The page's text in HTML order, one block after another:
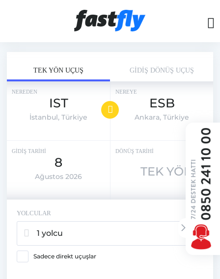
TEK YÖN UÇUŞ GİDİŞ DÖNÜŞ UÇUŞ
NEREDEN
IST
İstanbul, Türkiye
NEREYE
ESB
Ankara, Türkiye
GİDİŞ TARİHİ
8
Ağustos 2026
DÖNÜŞ TARİHİ
TEK YÖN
YOLCULAR
1 yolcu
Sadece direkt uçuşlar